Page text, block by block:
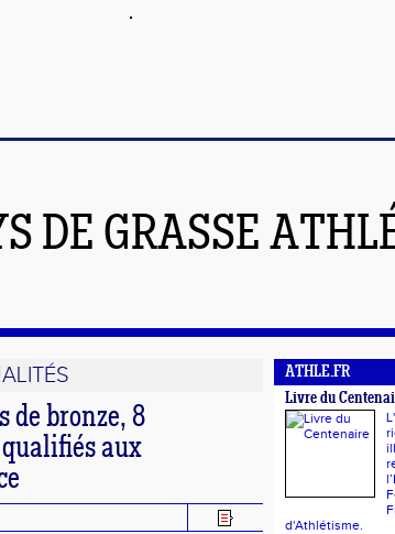
DE GRASSE
de bronze, 8
aux
ATHLE.FR
Livre du
d'Athlétisme.